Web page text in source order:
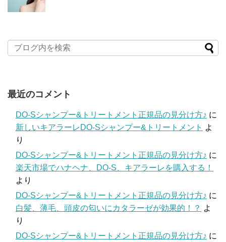
最近のコメント
DO-Sシャンプー&トリートメント正規品の見分け方♪ に
新しいキアラーレDO-Sシャンプー&トリートメント よ
り
DO-Sシャンプー&トリートメント正規品の見分け方♪ に
楽天市場でハナヘナ、DO-S、キアラーレを購入する！
より
DO-Sシャンプー&トリートメント正規品の見分け方♪ に
白髪、薄毛、頭皮の匂いにカタラーゼが効果的！？ よ
り
DO-Sシャンプー&トリートメント正規品の見分け方♪ に